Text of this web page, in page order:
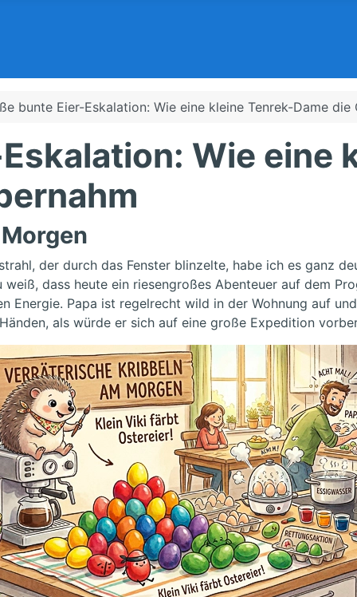
bunte Eier-Eskalation: Wie eine kleine Tenrek-Dame
Wie eine
der durch das Fenster blinzelte, habe ich es ganz
dass heute ein riesengroßes Abenteuer auf dem
Energie. Papa ist regelrecht wild in der Wohnung auf
als würde er sich auf eine große Expedition